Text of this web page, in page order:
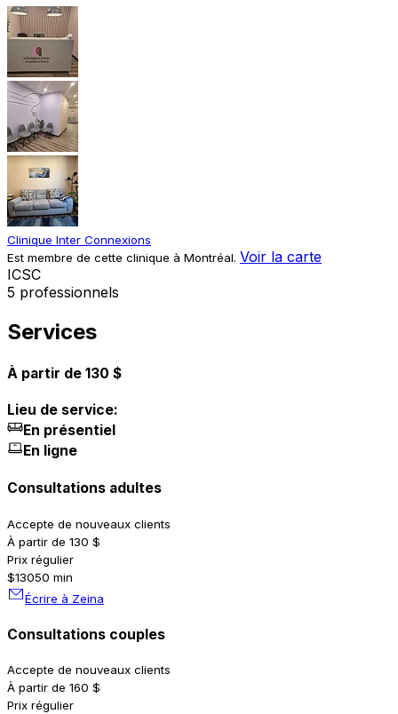
Clinique Inter Connexions
Est membre de cette clinique à Montréal. Voir la carte
ICSC
5 professionnels
Services
À partir de 130 $
Lieu de service:
En présentiel
En ligne
Consultations adultes
Accepte de nouveaux clients
À partir de 130 $
Prix régulier
$13050 min
Écrire à Zeina
Consultations couples
Accepte de nouveaux clients
À partir de 160 $
Prix régulier